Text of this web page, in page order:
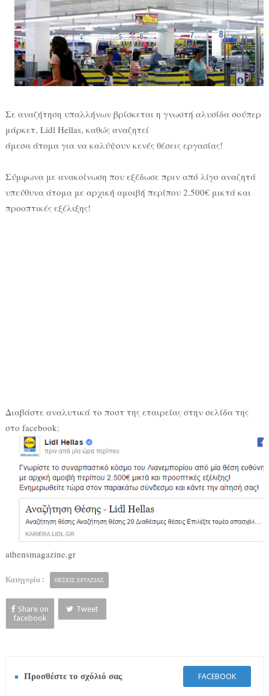
Σε αναζήτηση υπαλλήνων βρίσκεται η γνωστή αλυσίδα σούπερ
μάρκετ, Lidl Hellas, καθώς αναζητεί
άμεσα άτομα για να καλύψουν κενές θέσεις εργασίας!
Σύμφωνα με ανακοίνωση που εξέδωσε πριν από λίγο αναζητά
υπεύθυνα άτομα με αρχική αμοιβή περίπου 2.500€ μικτά και
προοπτικές εξέλιξης!
Διαβάστε αναλυτικά το ποστ της εταιρείας στην σελίδα της
στο facebook:
athensmagazine.gr
Κατηγορία : ΘΕΣΕΙΣ ΕΡΓΑΣΙΑΣ
Share on
facebook
Tweet
Προσθέστε το σχόλιό σας FACEBOOK